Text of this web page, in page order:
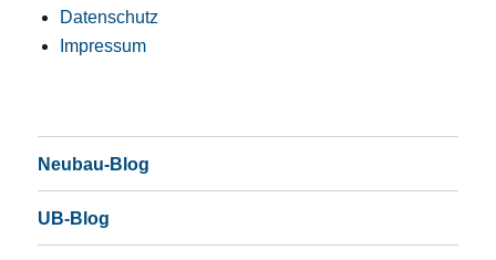
Datenschutz
Impressum
Neubau-Blog
UB-Blog